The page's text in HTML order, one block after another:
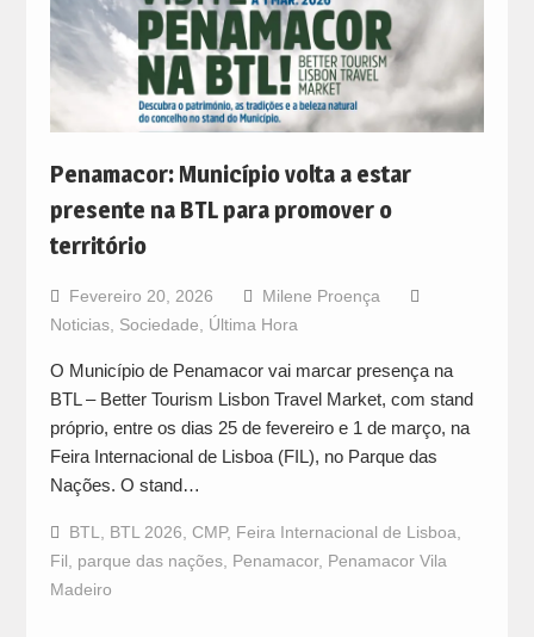
Penamacor: Município volta a estar
presente na BTL para promover o
território
Fevereiro 20, 2026
Milene Proença
Noticias, Sociedade Última Hora
O Município de Penamacor vai marcar presença na
BTL – Better Tourism Lisbon Travel Market, com stand
próprio, entre os dias 25 de fevereiro e 1 de março, na
Feira Internacional de Lisboa (FIL), no Parque das
Nações. O stand…
BTL BTL 2026 CMP, Feira Internacional de Lisboa
Fil
parque das nações, Penamacor, Penamacor Vila
Madeiro